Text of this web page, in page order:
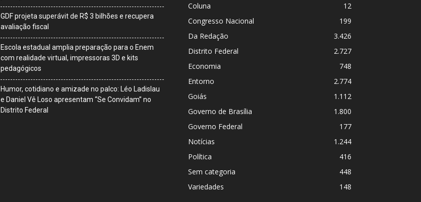
GDF projeta superávit de R$ 3 bilhões e recupera
avaliação fiscal
Escola estadual amplia preparação para o Enem
com realidade virtual, impressoras 3D e kits
pedagógicos
Humor, cotidiano e amizade no palco: Léo Ladislau
e Daniel Vê Loso apresentam “Se Convidam” no
Distrito Federal
Coluna
12
Congresso Nacional
199
Da Redação
3.426
Distrito Federal
2.727
Economia
748
Entorno
2.774
Goiás
1.112
Governo de Brasília
1.800
Governo Federal
177
Notícias
1.244
Política
416
Sem categoria
448
Variedades
148